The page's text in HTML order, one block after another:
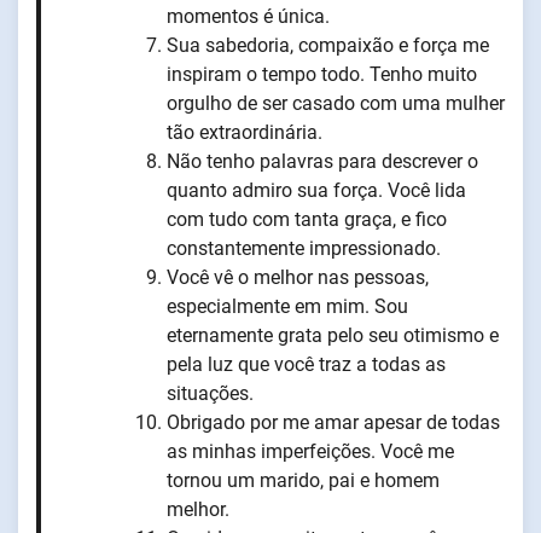
momentos é única.
Sua sabedoria, compaixão e força me
inspiram o tempo todo. Tenho muito
orgulho de ser casado com uma mulher
tão extraordinária.
Não tenho palavras para descrever o
quanto admiro sua força. Você lida
com tudo com tanta graça, e fico
constantemente impressionado.
Você vê o melhor nas pessoas,
especialmente em mim. Sou
eternamente grata pelo seu otimismo e
pela luz que você traz a todas as
situações.
Obrigado por me amar apesar de todas
as minhas imperfeições. Você me
tornou um marido, pai e homem
melhor.